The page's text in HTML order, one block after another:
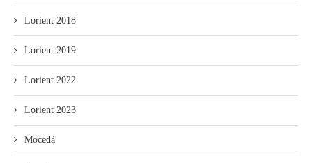
Lorient 2018
Lorient 2019
Lorient 2022
Lorient 2023
Mocedá